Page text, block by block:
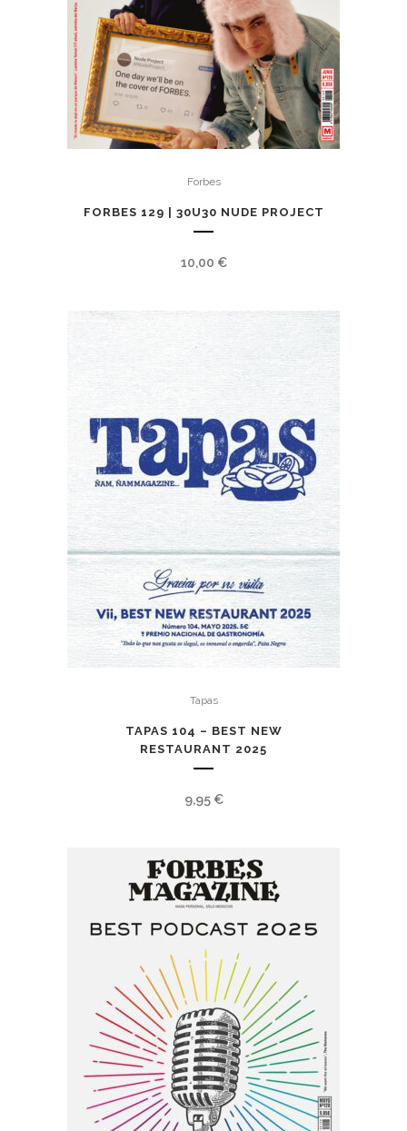
Forbes
FORBES 129 | 30U30 NUDE PROJECT
10,00 €
Tapas
TAPAS 104 – BEST NEW
RESTAURANT 2025
9,95 €